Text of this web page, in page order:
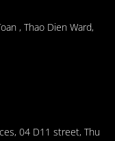
, Thao Dien Ward,
04 D11 street, Thu